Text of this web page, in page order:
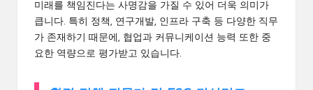
미래를 책임진다는 사명감을 가질 수 있어 더욱 의미가
큽니다. 특히 정책, 연구개발, 인프라 구축 등 다양한 직무
가 존재하기 때문에, 협업과 커뮤니케이션 능력 또한 중
요한 역량으로 평가받고 있습니다.